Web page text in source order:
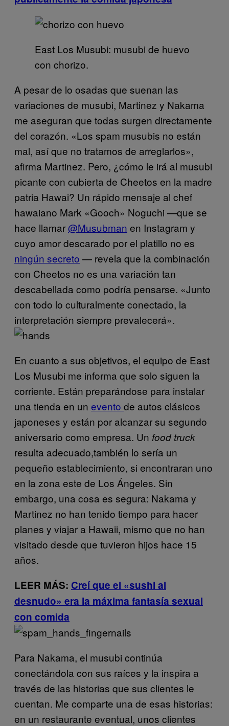
East Los Musubi: musubi de huevo
con chorizo.
A pesar de lo osadas que suenan las
variaciones de musubi, Martinez y Nakama
me aseguran que todas surgen directamente
del corazón. «Los spam musubis no están
mal, así que no tratamos de arreglarlos»,
afirma Martinez. Pero, ¿cómo le irá al musubi
picante con cubierta de Cheetos en la madre
patria Hawai? Un rápido mensaje al chef
hawaiano Mark «Gooch» Noguchi —que se
hace llamar@Musubman en Instagram y
cuyo amor descarado por el platillo no es
ningún secreto — revela que la combinación
con Cheetos no es una variación tan
descabellada como podría pensarse. «Junto
con todo lo culturalmente conectado, la
interpretación siempre prevalecerá».
En cuanto a sus objetivos, el equipo de East
Los Musubi me informa que solo siguen la
corriente. Están preparándose para instalar
una tienda en un evento de autos clásicos
japoneses y están por alcanzar su segundo
aniversario como empresa. Un food truck
resulta adecuado,también lo sería un
pequeño establecimiento, si encontraran uno
en la zona este de Los Ángeles. Sin
embargo, una cosa es segura: Nakama y
Martinez no han tenido tiempo para hacer
planes y viajar a Hawaii, mismo que no han
visitado desde que tuvieron hijos hace 15
años.
LEER MÁS: Creí que el «sushi al
desnudo» era la máxima fantasía sexual
con comida
Para Nakama, el musubi continúa
conectándola con sus raíces y la inspira a
través de las historias que sus clientes le
cuentan. Me comparte una de esas historias:
en un restaurante eventual, unos clientes